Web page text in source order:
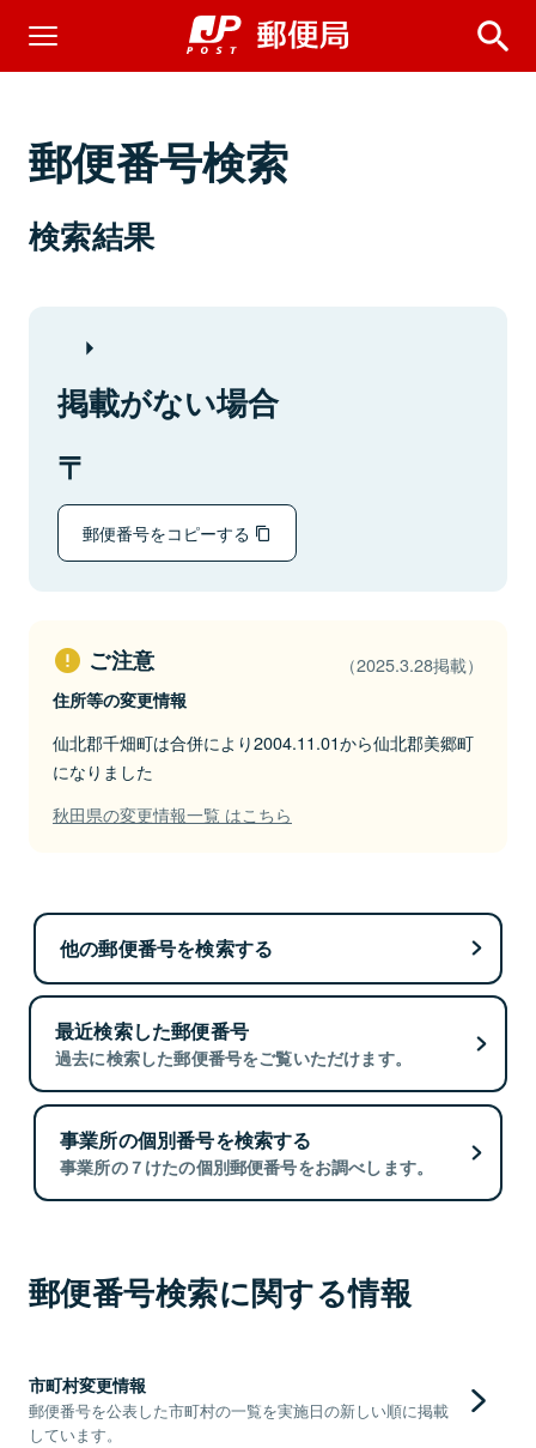
郵便番号検索
検索結果
掲載がない場合
郵便番号をコピーする
ご注意 （2025.3.28掲載）
住所等の変更情報
仙北郡千畑町は合併により2004.11.01から仙北郡美郷町
になりました
秋田県の変更情報一覧 はこちら
他の郵便番号を検索する
最近検索した郵便番号
過去に検索した郵便番号をご覧いただけます。
事業所の個別番号を検索する
事業所の７けたの個別郵便番号をお調べします。
郵便番号検索に関する情報
市町村変更情報
郵便番号を公表した市町村の一覧を実施日の新しい順に掲載
しています。